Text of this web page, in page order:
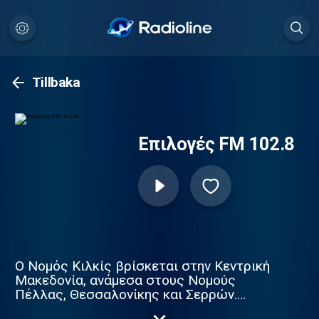
Tillbaka
Επιλογές FM 102.8
Ο Νομός Κιλκίς βρίσκεται στην Κεντρική
Μακεδονία, ανάμεσα στους Νομούς
Πέλλας, Θεσσαλονίκης και Σερρών.